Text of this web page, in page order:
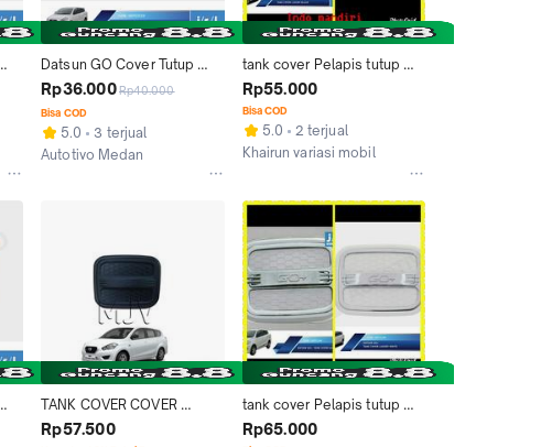
Datsun GO Cover Tutup
Bensin JSL/Tank Cover
Sporty Chrome
Rp36.000Rp40.000
Bisa COD
5.0
3 terjual
Autotivo Medan
tank cover Pelapis tutup
Tangki bensin DATSUN GO
hitam
Rp55.000
Bisa COD
5.0
2 terjual
Khairun variasi mobil
TANK COVER COVER
TUTUP TANGKI BENSIN
Rp57.500
tank cover Pelapis tutup
Tangki bensin DATSUN GO
Rp65.000